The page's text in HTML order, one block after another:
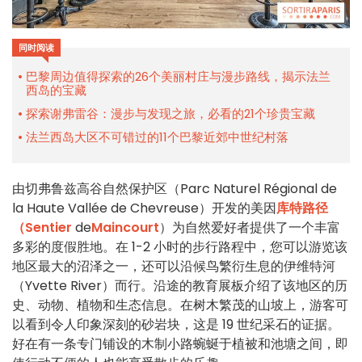
同时阅读
巴黎周边值得探索的26个美丽村庄与漫步路线，揭示法兰
西岛的宝藏
探索谢弗雷谷：漫步与发现之旅，必看的21个珍贵宝藏
法兰西岛大区不可错过的11个巴黎近郊中世纪村落
由切弗鲁兹高谷自然保护区（Parc Naturel Régional de
la Haute Vallée de Chevreuse）开发的美因库特路径
（Sentier deMaincourt）为自然爱好者提供了一个丰富
多彩的度假胜地。在 1-2 小时的步行路程中，您可以游览该
地区最大的沼泽之一，还可以沿候鸟繁衍生息的伊维特河
（Yvette River）而行。沿途的教育展板介绍了该地区的历
史、动物、植物和生态信息。在树木繁茂的山坡上，游客可
以看到令人印象深刻的砂岩块，这是 19 世纪采石的证据。
好在有一条专门铺设的木制小路蜿蜒于植被和池塘之间，即